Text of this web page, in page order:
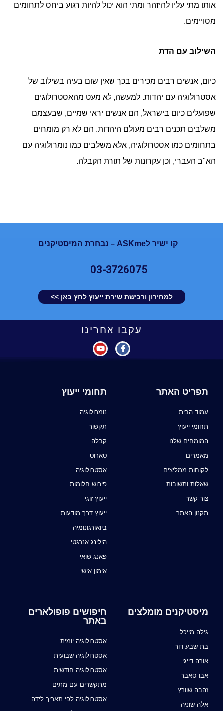
אותו מתי עליו להיזהר ומתי הוא יכול להיות רגוע ביחס לתחומים
מסויימים.
השילוב עם הדת
כיום, אנשים רבים מכירים בכך שאין שום בעיה בשילוב של
אסטרולוגיה עם יהדות. למעשה, לא מעט מהאסטרולוגים
שפועלים כיום בישראל, הם אנשים יראי שמיים, שבעצמם
משלבים תכנים רבים מעולם היהדות. הם לא רק מומחים
בתחומים כמו אסטרולוגיה, אלא משלבים כמו נומרולוגיה עם
הא"ב העברי, וכן עקרונות של תורת הקבלה.
קו ישיר לASKme – נבחרת המיסטיקנים
03-3726075
למחירון ורכישת שיחת ייעוץ לחץ כאן >>
עקבו אחרינו
תפריט האתר
עמוד הבית
תחומי ייעוץ
המומחים שלנו
מאמרים
לקוחות ממליצים
שאלות ותשובות
צור קשר
תקנון האתר
תחומי ייעוץ
נומרולוגיה
תקשור
קבלה
טארוט
אסטרולוגיה
פירוש חלומות
ייעוץ זוגי
ייעוץ דרך מודעות
ביואורגונומיה
הילינג אנרגטי
פאנג שואי
אימון אישי
מיסטיקנים מומלצים
גילה מייכל
בת שבע דור
אורה דייגי
אבו סאבר
זהבה שוורץ
אלה שוניה
חיפושים פופולארים
באתר
אסטרולוגיה יומית
אסטרולוגיה שבועית
אסטרולוגיה חודשית
מתקשרים עם מתים
אסטרולוגיה לפי תאריך לידה